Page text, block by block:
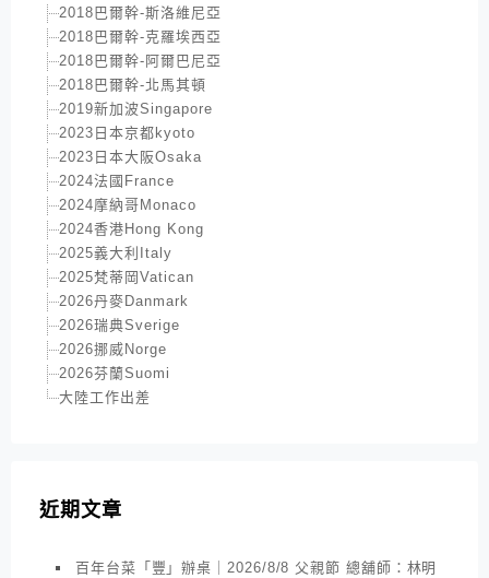
2018巴爾幹-斯洛維尼亞
2018巴爾幹-克羅埃西亞
2018巴爾幹-阿爾巴尼亞
2018巴爾幹-北馬其頓
2019新加波Singapore
2023日本京都kyoto
2023日本大阪Osaka
2024法國France
2024摩納哥Monaco
2024香港Hong Kong
2025義大利Italy
2025梵蒂岡Vatican
2026丹麥Danmark
2026瑞典Sverige
2026挪威Norge
2026芬蘭Suomi
大陸工作出差
近期文章
百年台菜「豐」辦桌｜2026/8/8 父親節 總舖師：林明